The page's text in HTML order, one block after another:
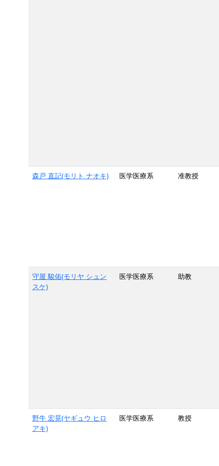
森戸 直記(モリト ナオキ) 医学医療系 准教授
守屋 駿佑(モリヤ シュン
スケ)
医学医療系 助教
野牛 宏晃(ヤギュウ ヒロ
アキ)
医学医療系 教授